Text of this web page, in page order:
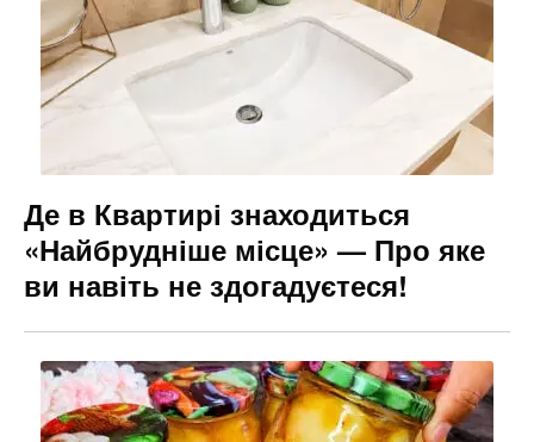
Де в Квартирі знаходиться
«Найбрудніше місце» — Про яке
ви навіть не здогадуєтеся!